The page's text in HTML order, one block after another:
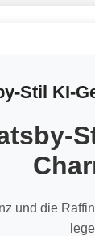
Stil KI-
und die